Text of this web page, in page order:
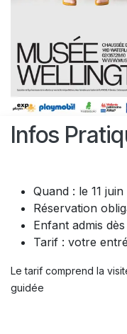
Infos
Quand : le 11
Réservation
Enfant admis
Tarif : votre
Le tarif comprend la
guidée